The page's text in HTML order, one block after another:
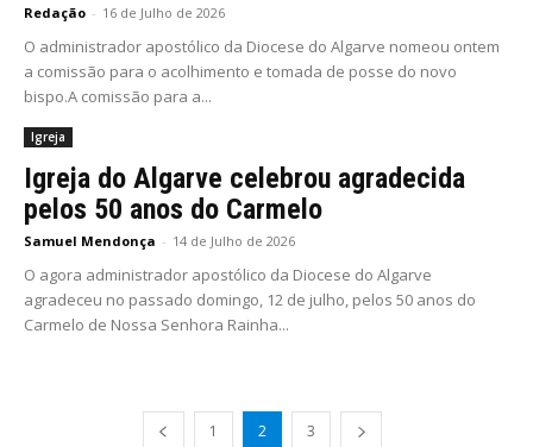
Redação - 16 de Julho de 2026
O administrador apostólico da Diocese do Algarve nomeou ontem
a comissão para o acolhimento e tomada de posse do novo
bispo.A comissão para a...
Igreja
Igreja do Algarve celebrou agradecida
pelos 50 anos do Carmelo
Samuel Mendonça - 14 de Julho de 2026
O agora administrador apostólico da Diocese do Algarve
agradeceu no passado domingo, 12 de julho, pelos 50 anos do
Carmelo de Nossa Senhora Rainha...
1 2 3